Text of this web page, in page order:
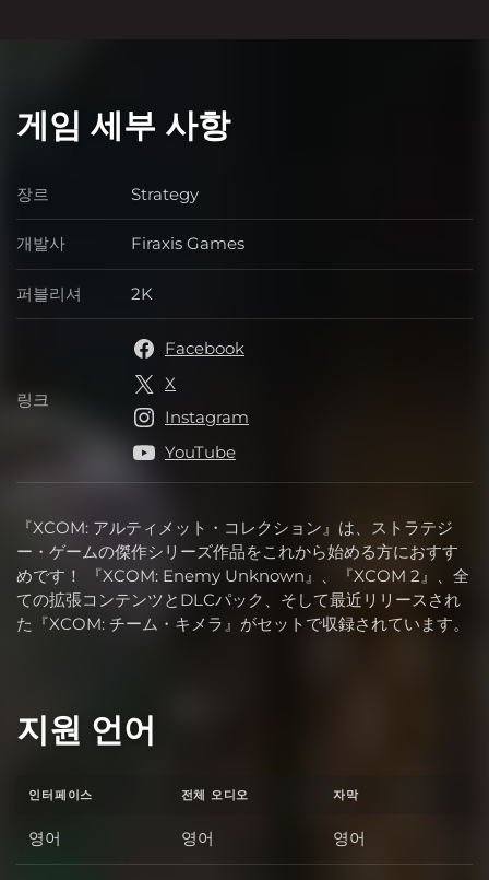
게임 세부 사항
『XCOM: アルティメット・コレクション』は、ストラテジ
ー・ゲームの傑作シリーズ作品をこれから始める方におすす
めです！ 『XCOM: Enemy Unknown』、『XCOM 2』、全
ての拡張コンテンツとDLCパック、そして最近リリースされ
た『XCOM: チーム・キメラ』がセットで収録されています。
장르 장르
Strategy
개발사 개발사
Firaxis Games
퍼블리셔 퍼블리셔
2K
링크 링크
Facebook
X
Instagram
YouTube
지원 언어
인터페이스 전체 오디오 자막
영어 영어 영어